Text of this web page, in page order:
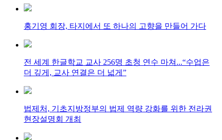
홍기영 회장, 타지에서 또 하나의 고향을 만들어 가다
전 세계 한글학교 교사 256명 초청 연수 마쳐...“수업은
더 깊게, 교사 연결은 더 넓게”
법제처, 기초지방정부의 법제 역량 강화를 위한 전라권
현장설명회 개최